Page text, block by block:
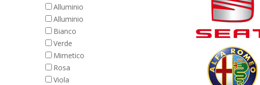
Alluminio
Alluminio
Bianco
Verde
Mimetico
Rosa
Viola